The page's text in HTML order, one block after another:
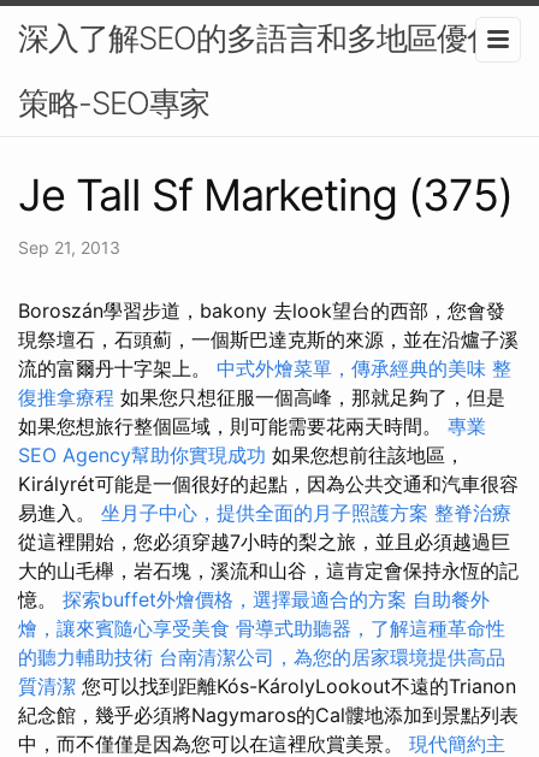
深入了解SEO的多語言和多地區優化
策略-SEO專家
Je Tall Sf Marketing (375)
Sep 21, 2013
Boroszán學習步道，bakony 去look望台的西部，您會發
現祭壇石，石頭薊，一個斯巴達克斯的來源，並在沿爐子溪
流的富爾丹十字架上。 中式外燴菜單，傳承經典的美味 整
復推拿療程 如果您只想征服一個高峰，那就足夠了，但是
如果您想旅行整個區域，則可能需要花兩天時間。 專業
SEO Agency幫助你實現成功 如果您想前往該地區，
Királyrét可能是一個很好的起點，因為公共交通和汽車很容
易進入。 坐月子中心，提供全面的月子照護方案 整脊治療
從這裡開始，您必須穿越7小時的梨之旅，並且必須越過巨
大的山毛櫸，岩石塊，溪流和山谷，這肯定會保持永恆的記
憶。 探索buffet外燴價格，選擇最適合的方案 自助餐外
燴，讓來賓隨心享受美食 骨導式助聽器，了解這種革命性
的聽力輔助技術 台南清潔公司，為您的居家環境提供高品
質清潔 您可以找到距離Kós-KárolyLookout不遠的Trianon
紀念館，幾乎必須將Nagymaros的Cal髏地添加到景點列表
中，而不僅僅是因為您可以在這裡欣賞美景。 現代簡約主